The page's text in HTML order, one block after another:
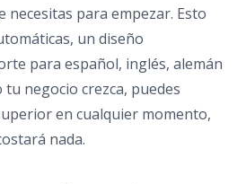
necesitas para empezar. Esto
un diseño
para español, inglés, alemán
tu negocio crezca, puedes
en cualquier momento,
nada.